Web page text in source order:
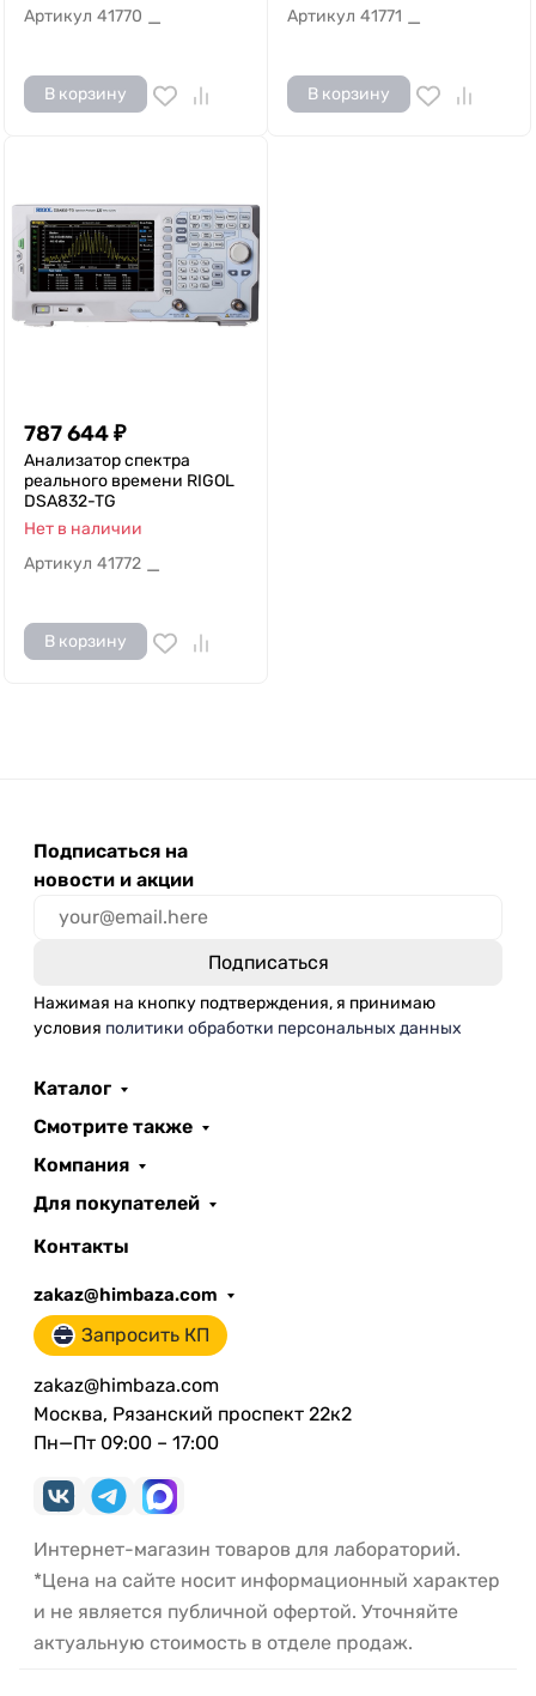
Артикул 41770 —
В корзину
Артикул 41771 —
В корзину
787 644₽
Анализатор спектра
реального времени RIGOL
DSA832-TG
Нет в наличии
Артикул 41772 —
В корзину
Подписаться на
новости и акции
Нажимая на кнопку подтверждения, я принимаю
условия политики обработки персональных данных
Каталог
Смотрите также
Компания
Для покупателей
Контакты
zakaz@himbaza.com
Запросить КП
zakaz@himbaza.com
Москва, Рязанский проспект 22к2
Пн—Пт 09:00 – 17:00
Интернет-магазин товаров для лабораторий.
*Цена на сайте носит информационный характер
и не является публичной офертой. Уточняйте
актуальную стоимость в отделе продаж.